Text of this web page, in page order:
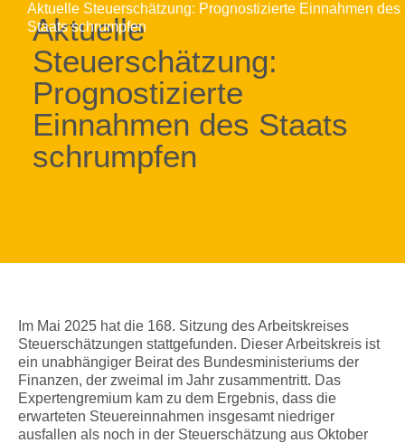
Aktuelle Steuerschätzung: Prognostizierte Einnahmen des
Staats schrumpfen
Aktuelle
Steuerschätzung:
Prognostizierte
Einnahmen des Staats
schrumpfen
Im Mai 2025 hat die 168. Sitzung des Arbeitskreises
Steuerschätzungen stattgefunden. Dieser Arbeitskreis ist
ein unabhängiger Beirat des Bundesministeriums der
Finanzen, der zweimal im Jahr zusammentritt. Das
Expertengremium kam zu dem Ergebnis, dass die
erwarteten Steuereinnahmen insgesamt niedriger
ausfallen als noch in der Steuerschätzung aus Oktober